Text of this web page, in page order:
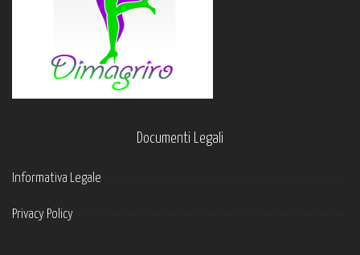
Documenti Legali
Informativa Legale
Privacy Policy